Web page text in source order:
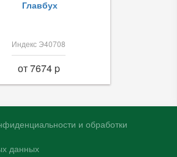
Главбух
Индекс Э40708
от 7674 p
и обработки
данных